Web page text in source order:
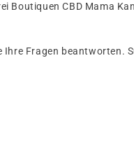
CBD Mama
Fragen beantworten.